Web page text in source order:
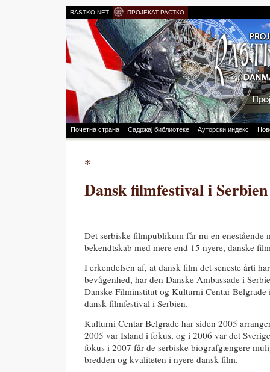
RASTKO.NET ПРОЈЕКАТ РАСТКО
Почетна страна Садржај библиотеке Ауторски индекс
*
Dansk filmfestival i Serbien
Det serbiske filmpublikum får nu en enestående
bekendtskab med mere end 15 nyere, danske
I erkendelsen af, at dansk film det seneste årti
bevågenhed, har den Danske Ambassade i
Danske Filminstitut og Kulturni Centar Belgrade
dansk filmfestival i Serbien.
Kulturni Centar Belgrade har siden 2005
2005 var Island i fokus, og i 2006 var det
fokus i 2007 får de serbiske biografgængere
bredden og kvaliteten i nyere dansk film.